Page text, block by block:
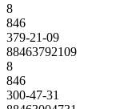
8
846
379-21-09
88463792109
8
846
300-47-31